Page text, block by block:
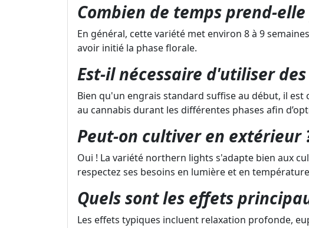
Combien de temps prend-
En général, cette variété met environ 8 à 9
avoir initié la phase florale.
Est-il nécessaire d'utiliser
Bien qu'un engrais standard suffise au début, il
au cannabis durant les différentes phases afin
Peut-on cultiver en extérieur
Oui ! La variété northern lights s'adapte bien aux
respectez ses besoins en lumière et en
Quels sont les effets
Les effets typiques incluent relaxation profonde,